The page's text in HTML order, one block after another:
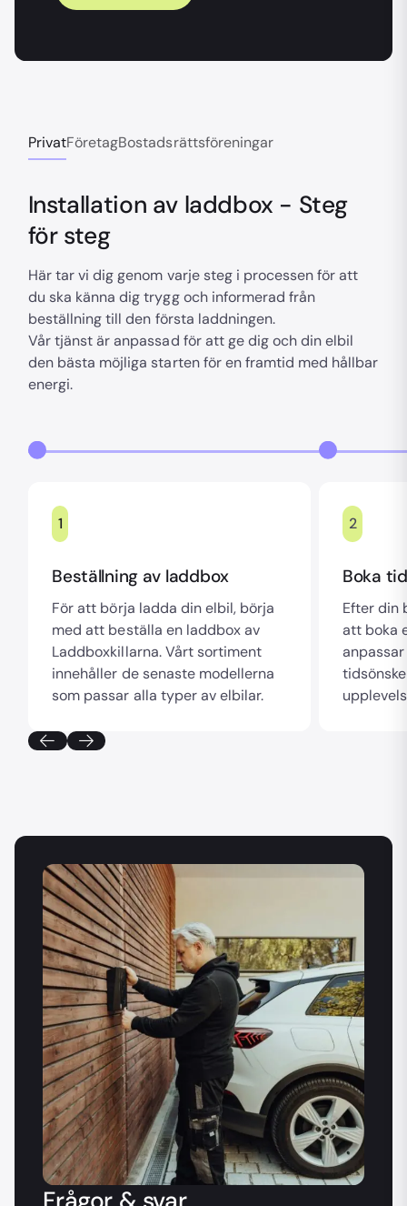
PrivatFöretagBostadsrättsföreningar
Installation av laddbox - Steg
för steg
Här tar vi dig genom varje steg i processen för att
du ska känna dig trygg och informerad från
beställning till den första laddningen.
Vår tjänst är anpassad för att ge dig och din elbil
den bästa möjliga starten för en framtid med hållbar
energi.
1
Beställning av laddbox
För att börja ladda din elbil, börja
med att beställa en laddbox av
Laddboxkillarna. Vårt sortiment
innehåller de senaste modellerna
som passar alla typer av elbilar.
2
Boka
Efter din
att boka